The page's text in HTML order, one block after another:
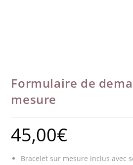
Formulaire de
mesure
45,00€
Bracelet sur mesure inclus avec